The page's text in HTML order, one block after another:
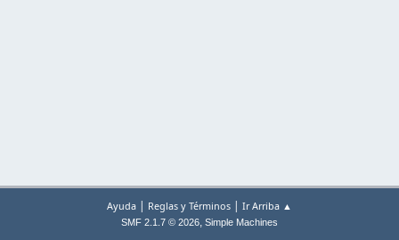
Ayuda | Reglas y Términos | Ir Arriba ▲
SMF 2.1.7 © 2026, Simple Machines